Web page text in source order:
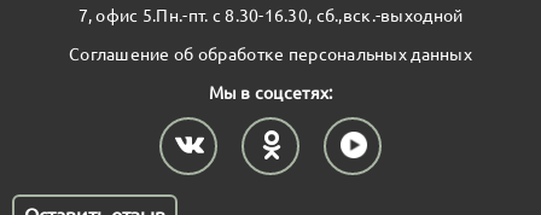
7, офис 5.Пн.-пт. с 8.30-16.30, сб.,вск.-выходной
Соглашение об обработке персональных данных
Мы в соцсетях: